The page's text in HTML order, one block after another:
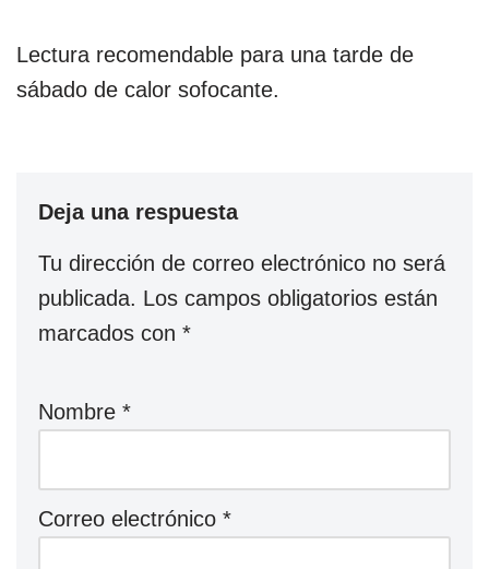
Lectura recomendable para una tarde de
sábado de calor sofocante.
Deja una respuesta
Tu dirección de correo electrónico no será
publicada. Los campos obligatorios están
marcados con *
Nombre *
Correo electrónico *